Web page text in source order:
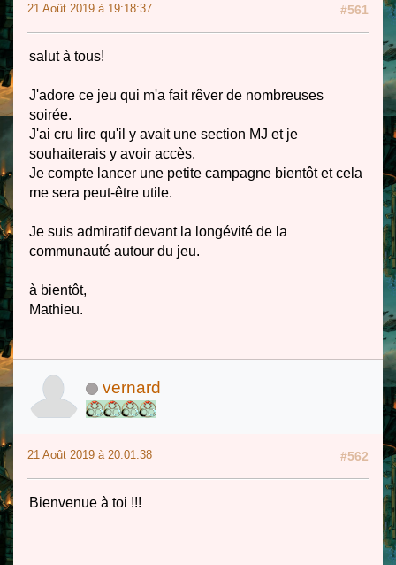
21 Août 2019 à 19:18:37 #561
salut à tous!
J'adore ce jeu qui m'a fait rêver de nombreuses
soirée.
J'ai cru lire qu'il y avait une section MJ et je
souhaiterais y avoir accès.
Je compte lancer une petite campagne bientôt et cela
me sera peut-être utile.
Je suis admiratif devant la longévité de la
communauté autour du jeu.
à bientôt,
Mathieu.
vernard
21 Août 2019 à 20:01:38 #562
Bienvenue à toi !!!